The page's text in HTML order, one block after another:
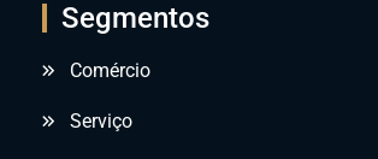
Segmentos
Comércio
Serviço